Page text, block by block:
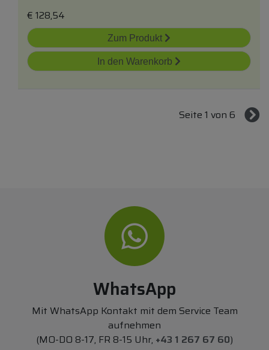
€ 128,54
Zum Produkt
In den Warenkorb
Seite 1 von 6
WhatsApp
Mit WhatsApp Kontakt mit dem Service Team
aufnehmen
(MO-DO 8-17, FR 8-15 Uhr, +43 1 267 67 60)